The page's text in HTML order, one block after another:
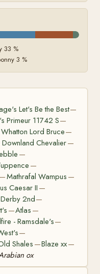
33 %
3 %
Let's Be the Best—
Primeur 11742 S—
Whatton Lord Bruce—
Downland Chevalier—
—
—
—Mathrafal Wampus —
Caesar II —
2nd—
—Atlas —
- Ramsdale's—
—
Shales —Blaze xx—
ox